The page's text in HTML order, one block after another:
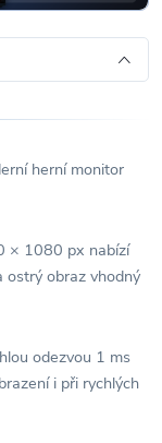
herní monitor
× 1080 px nabízí
ostrý obraz vhodný
odezvou 1 ms
i při rychlých